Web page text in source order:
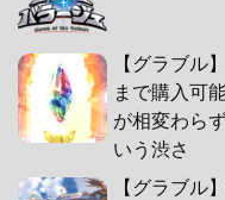
【グラブル
まで購入可
が相変わら
いう渋さ
【グラブル